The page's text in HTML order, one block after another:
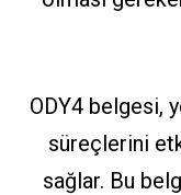
ODY4 belgesi,
süreçlerini
sağlar. Bu